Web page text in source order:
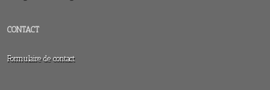
CONTACT
Formulaire de contact